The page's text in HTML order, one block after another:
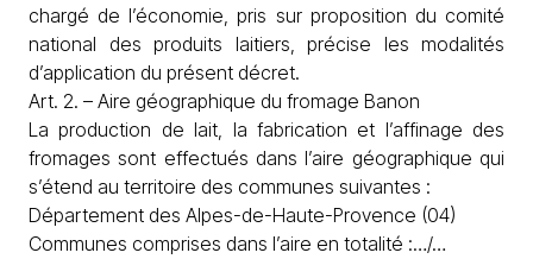
chargé de l’économie, pris sur proposition du comité
national des produits laitiers, précise les modalités
d’application du présent décret.
Art. 2. – Aire géographique du fromage Banon
La production de lait, la fabrication et l’affinage des
fromages sont effectués dans l’aire géographique qui
s’étend au territoire des communes suivantes :
Département des Alpes-de-Haute-Provence (04)
Communes comprises dans l’aire en totalité :…/…